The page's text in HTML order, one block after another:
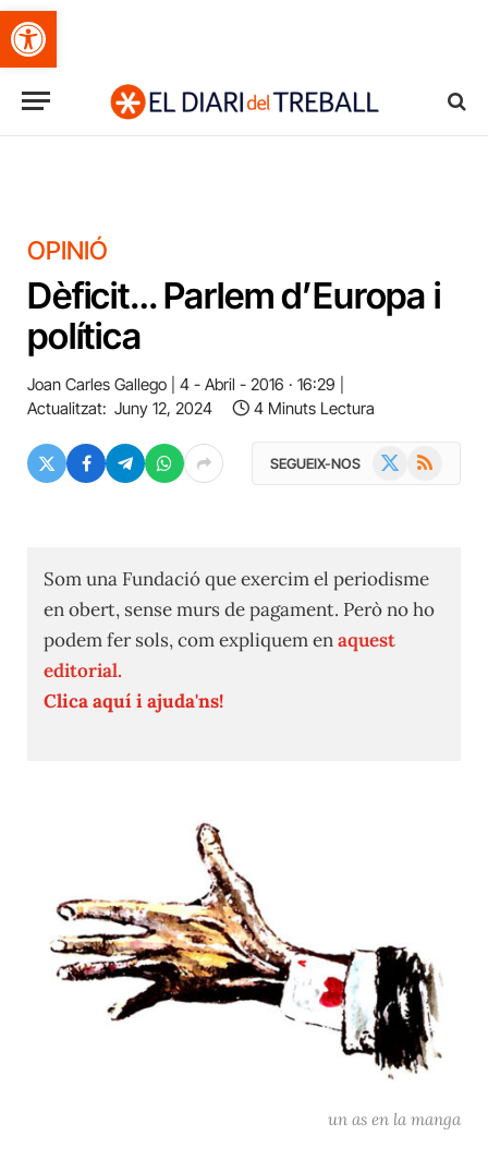
Obre la barra d'eines
OPINIÓ
Dèficit… Parlem d’Europa i
política
Joan Carles Gallego
4 - Abril - 2016 · 16:29
Actualitzat: Juny 12, 2024 4 Minuts Lectura
SEGUEIX-NOS RSS
Som una Fundació que exercim el periodisme
en obert, sense murs de pagament. Però no ho
podem fer sols, com expliquem enaquest
editorial.
Clica aquí i ajuda'ns!
un as en la manga